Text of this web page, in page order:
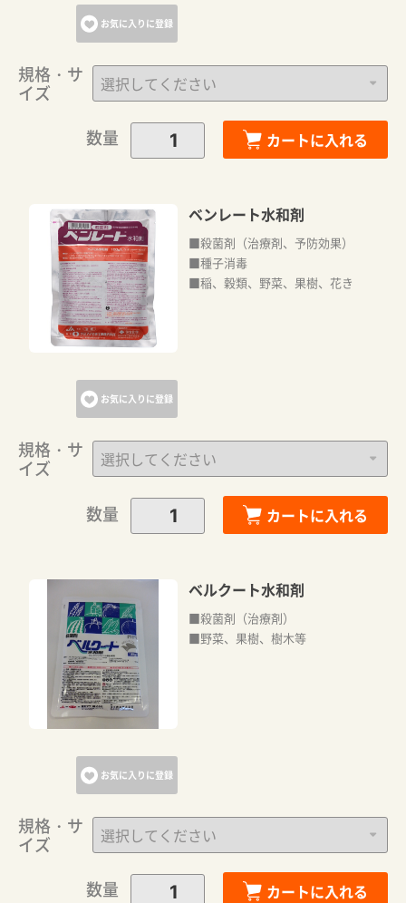
お気に入りに登録
規格・サ
イズ
数量
カートに入れる
お気に入りに登録
ベンレート水和剤
■殺菌剤（治療剤、予防効果）
■種子消毒
■稲、穀類、野菜、果樹、花き
規格・サ
イズ
数量
カートに入れる
お気に入りに登録
ベルクート水和剤
■殺菌剤（治療剤）
■野菜、果樹、樹木等
規格・サ
イズ
数量
カートに入れる